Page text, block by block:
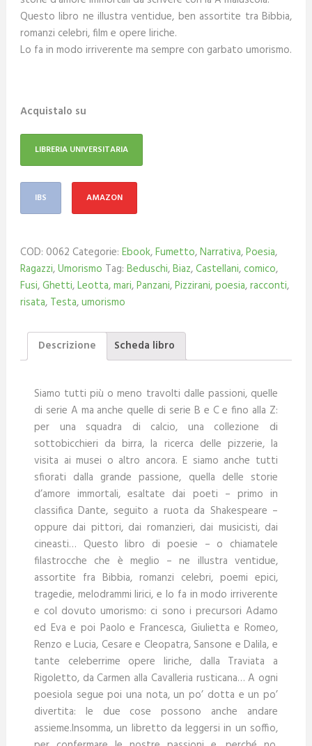
Questo libro ne illustra ventidue, ben assortite tra Bibbia,
romanzi celebri, film e opere liriche.
Lo fa in modo irriverente ma sempre con garbato umorismo.
Acquistalo su
LIBRERIA UNIVERSITARIA
AMAZON
IBS
COD: 0062 Categorie: Ebook,Fumetto,Narrativa,Poesia,
Ragazzi,Umorismo Tag: Beduschi,Biaz,Castellani,comico,
Fusi,Ghetti,Leotta,mari,Panzani,Pizzirani,poesia,racconti,
risata, Testa,umorismo
Descrizione Scheda libro
Siamo tutti più o meno travolti dalle passioni, quelle
di serie A ma anche quelle di serie B e C e fino alla Z:
per una squadra di calcio, una collezione di
sottobicchieri da birra, la ricerca delle pizzerie, la
visita ai musei o altro ancora. E siamo anche tutti
sfiorati dalla grande passione, quella delle storie
d’amore immortali, esaltate dai poeti – primo in
classifica Dante, seguito a ruota da Shakespeare –
oppure dai pittori, dai romanzieri, dai musicisti, dai
cineasti… Questo libro di poesie – o chiamatele
filastrocche che è meglio – ne illustra ventidue,
assortite fra Bibbia, romanzi celebri, poemi epici,
tragedie, melodrammi lirici, e lo fa in modo irriverente
e col dovuto umorismo: ci sono i precursori Adamo
ed Eva e poi Paolo e Francesca, Giulietta e Romeo,
Renzo e Lucia, Cesare e Cleopatra, Sansone e Dalila, e
tante celeberrime opere liriche, dalla Traviata a
Rigoletto, da Carmen alla Cavalleria rusticana… A ogni
poesiola segue poi una nota, un po’ dotta e un po’
divertita: le due cose possono anche andare
assieme.Insomma, un libretto da leggersi in un soffio,